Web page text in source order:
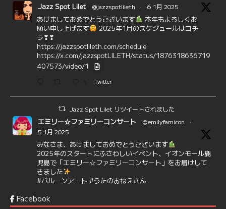
Jazz Spot Lilet @jazzspotlileth · 6 1月 2025
あけましておめでとうございます
本年もよろしくお
願い申し上げます
2025年1月のスケジュールはコチ
ラ❣❣
https://jazzspotlileth.com/schedule
https://x.com/jazzspotLILETH/status/1876318636719
407573/video/1
Twitter
Jazz Spot Lilet リツイートされました
エミリー☆ファミリーコンサート @emilyfamicon
·
5 1月 2025
みなさま、あけましておめでとうございます
2025年のスタートにふさわしいイベント、イオンモール鹿
児島で「エミリー☆ファミリーコンサート」をお届けして
きました
#バルーンアート #うたのおねえさん
6 7
Facebook